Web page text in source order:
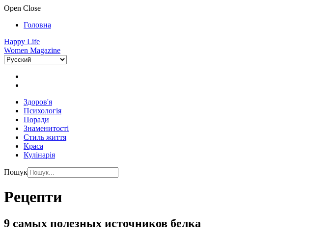
Open Close
Головна
Happy Life
Women Magazine
Здоров'я
Психологія
Поради
Знаменитості
Стиль життя
Краса
Кулінарія
Пошук
Рецепти
9 самых полезных источников белка